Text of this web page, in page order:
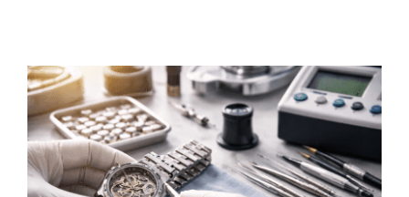
Réparation de montres à Laval : pile,
mise à taille et test d’étanchéité